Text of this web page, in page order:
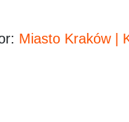
Miasto Kraków |